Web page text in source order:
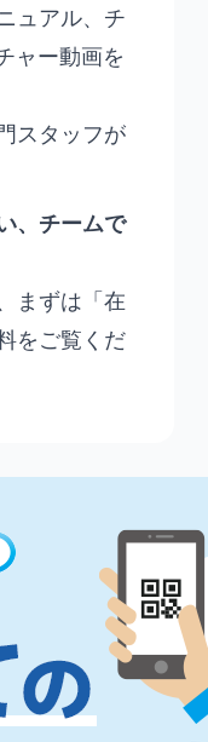
ュアル、チ
ャー動画を
スタッフが
、チームで
まずは「在
をご覧くだ